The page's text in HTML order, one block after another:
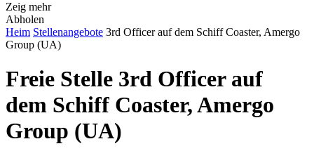
Zeig mehr
Abholen
Heim Stellenangebote 3rd Officer auf dem Schiff Coaster, Amergo
Group (UA)
Freie Stelle 3rd Officer auf
dem Schiff Coaster, Amergo
Group (UA)